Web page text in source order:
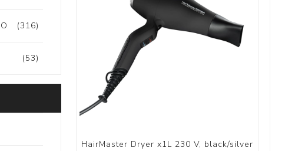
HairMaster Dryer x1L 230 V, black/silver
(316)
(53)